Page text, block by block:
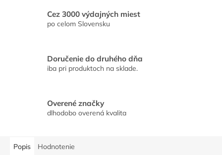
Cez 3000 výdajných miest
po celom Slovensku
Doručenie do druhého dňa
iba pri produktoch na sklade.
Overené značky
dlhodobo overená kvalita
Popis Hodnotenie